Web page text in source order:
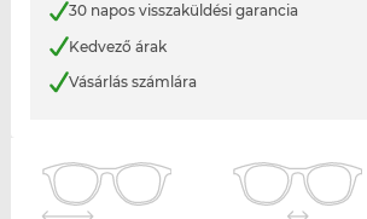
30 napos visszaküldési garancia
Kedvező árak
Vásárlás számlára